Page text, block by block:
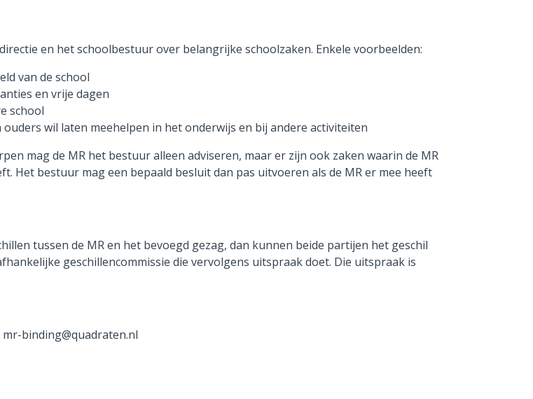
en het schoolbestuur over belangrijke schoolzaken. Enkele voorbeelden:
van de school
en vrije dagen
school
ouders wil laten meehelpen in het onderwijs en bij andere activiteiten
mag de MR het bestuur alleen adviseren, maar er zijn ook zaken waarin de MR
Het bestuur mag een bepaald besluit dan pas uitvoeren als de MR er mee heeft
tussen de MR en het bevoegd gezag, dan kunnen beide partijen het geschil
geschillencommissie die vervolgens uitspraak doet. Die uitspraak is
mr-binding@quadraten.nl